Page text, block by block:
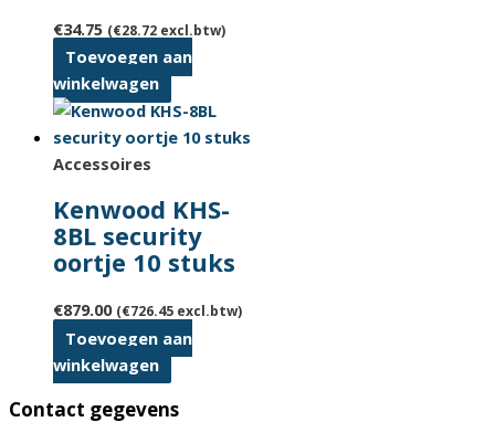
gekozen
worden
op
de
productpagina
€34.75 (€28.72 excl.btw)
Toevoegen aan
winkelwagen
Accessoires
Kenwood KHS-
8BL security
oortje 10 stuks
€879.00 (€726.45 excl.btw)
Toevoegen aan
winkelwagen
Contact gegevens